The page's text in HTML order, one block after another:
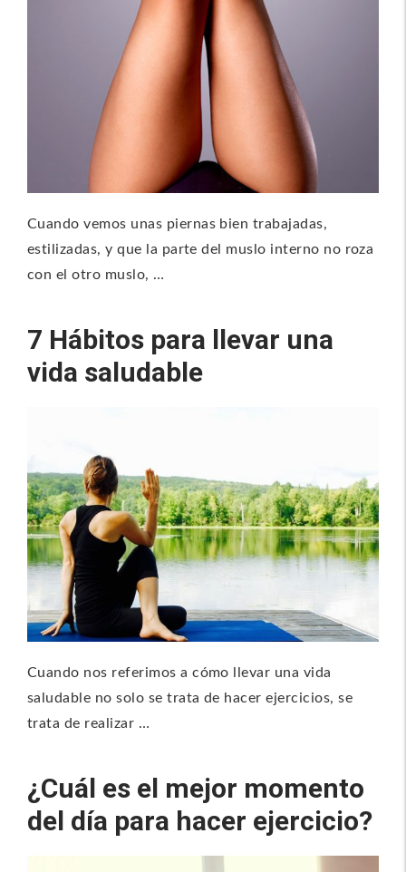
Cuando vemos unas piernas bien trabajadas,
estilizadas, y que la parte del muslo interno no roza
con el otro muslo, …
7 Hábitos para llevar una
vida saludable
Cuando nos referimos a cómo llevar una vida
saludable no solo se trata de hacer ejercicios, se
trata de realizar …
¿Cuál es el mejor momento
del día para hacer ejercicio?